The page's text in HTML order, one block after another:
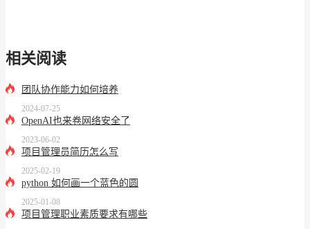
相关阅读
团队协作能力如何培养
2024-07-25
OpenAI也来卷网络安全了
2023-06-02
项目管理员简历怎么写
2025-02-19
python 如何画一个蓝色的圆
2025-01-08
项目管理职业素质要求有哪些